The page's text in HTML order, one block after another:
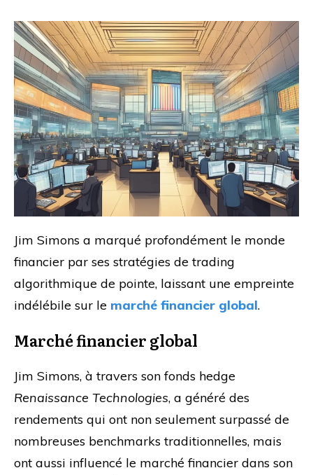
Jim Simons a marqué profondément le monde
financier par ses stratégies de trading
algorithmique de pointe, laissant une empreinte
indélébile sur le marché financier global.
Marché financier global
Jim Simons, à travers son fonds hedge
Renaissance Technologies, a généré des
rendements qui ont non seulement surpassé de
nombreuses benchmarks traditionnelles, mais
ont aussi influencé le marché financier dans son